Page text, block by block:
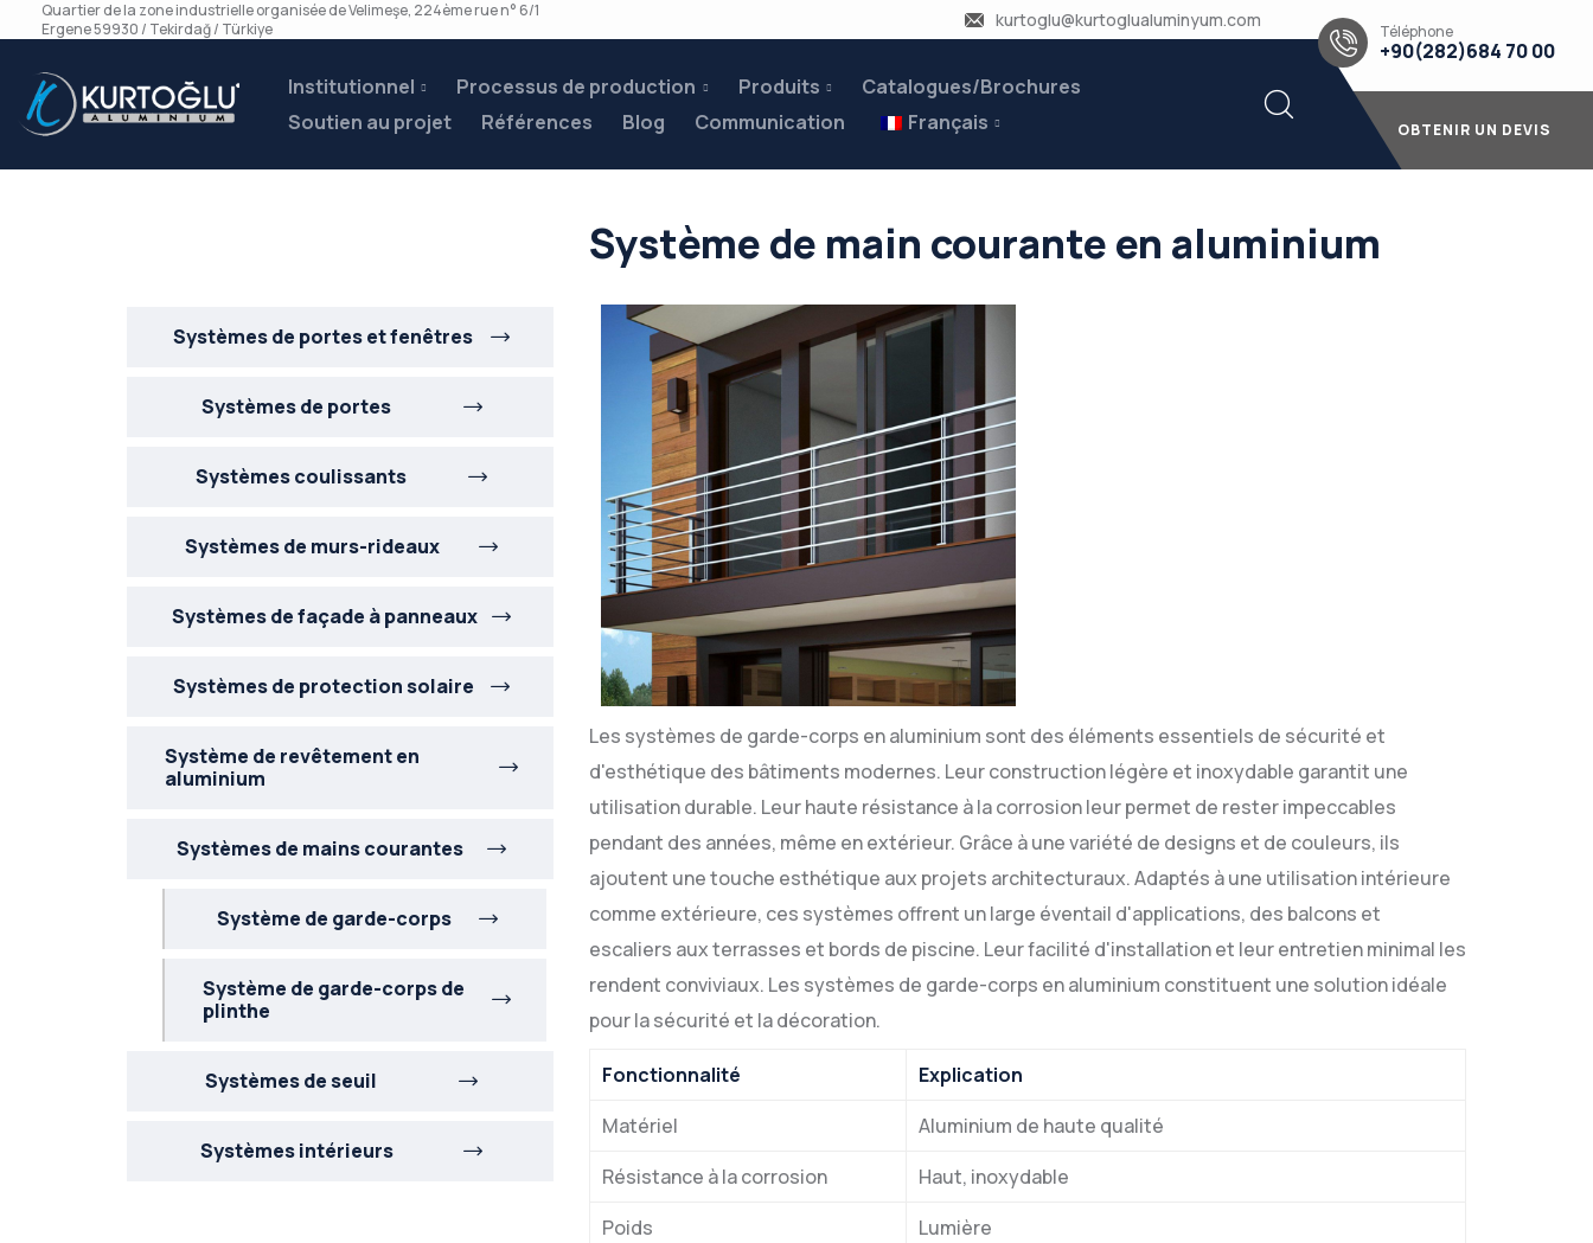
Quartier de la zone industrielle organisée de Velimeşe, 224ème rue n° 6/1
Ergene 59930 / Tekirdağ / Türkiye
kurtoglu@kurtoglualuminyum.com Téléphone
+90(282)684 70 00
Institutionnel
Processus de production Produits
Catalogues/Brochures
Soutien au projet
Références Blog Communication Français OBTENIR UN DEVIS
Système de main courante en aluminium
Les systèmes de garde-corps en aluminium sont des éléments essentiels de sécurité et
d'esthétique des bâtiments modernes. Leur construction légère et inoxydable garantit une
utilisation durable. Leur haute résistance à la corrosion leur permet de rester impeccables
pendant des années, même en extérieur. Grâce à une variété de designs et de couleurs, ils
ajoutent une touche esthétique aux projets architecturaux. Adaptés à une utilisation intérieure
comme extérieure, ces systèmes offrent un large éventail d'applications, des balcons et
escaliers aux terrasses et bords de piscine. Leur facilité d'installation et leur entretien minimal les
rendent conviviaux. Les systèmes de garde-corps en aluminium constituent une solution idéale
pour la sécurité et la décoration.
Fonctionnalité
Explication
Matériel
Aluminium de haute qualité
Résistance à la corrosion
Haut, inoxydable
Poids
Lumière
Systèmes de portes et fenêtres
Systèmes de portes
Systèmes coulissants
Systèmes de murs-rideaux
Systèmes de façade à panneaux
Systèmes de protection solaire
Système de revêtement en
aluminium
Systèmes de mains courantes
Système de garde-corps
Système de garde-corps de
plinthe
Systèmes de seuil
Systèmes intérieurs